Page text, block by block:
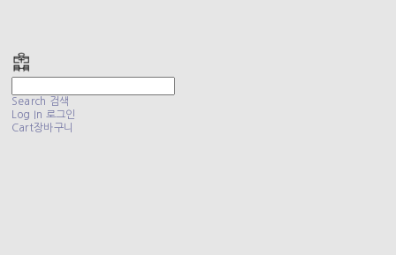
Search 검색
Log In 로그인
Cart장바구니